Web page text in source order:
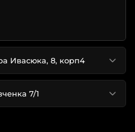
Ивасюка, 8, корп4
7/1